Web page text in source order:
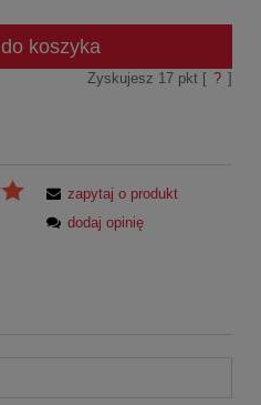
do koszyka
Zyskujesz 17pkt [ ? ]
zapytaj o produkt
dodaj opinię